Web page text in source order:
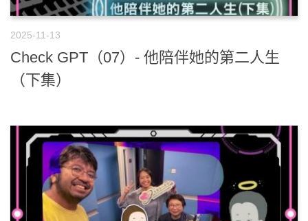
2025-11-13
Check GPT（07）- 他陪伴她的第二人生
（下集）